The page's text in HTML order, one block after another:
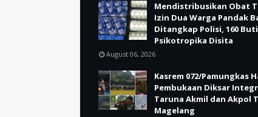
Mendistribusikan Obat
Izin Dua Warga Pandak
Ditangkap Polisi, 160
Psikotropika Disita
August 06, 2026
Kasrem 072/Pamungkas
Pembukaan Diksar
Taruna Akmil dan Akpol
Magelang